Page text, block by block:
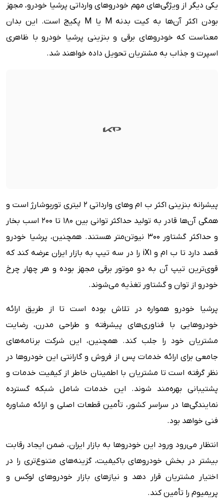
یکی دیگر از ویژگی‌های مهم خودروهای وارداتی پرشیا خودرو، مجهز
بودن اکثر آن‌ها به کیت بدنه M یا M پکیج است. این بدان
معناست که خودروهای برقی و بنزینی پرشیا خودرو با ظاهری
اسپرت و جذاب به مشتریان تحویل داده خواهند شد.
پیشرانه بنزینی اکثر ب ام و‌های وارداتی ۲ لیتری توربوشارژ است و
همگی آن‌ها قادر به تولید حداکثر توانی بین ۱۸۰ تا ۲۰۰ اسب بخار
و حداکثر گشتاور ۳۰۰ نیوتن‌متر هستند. همچنین، پرشیا خودرو
قصد دارد تا ب ام و iX1 را در سه تیپ به بازار ایران عرضه کند که
قوی‌ترین تیپ آن به دو موتور برقی مجهز بوده و هر چهار چرخ
خودرو از توان و گشتاور تغذیه می‌شوند.
پرشیا خودرو همواره در تلاش بوده است تا از طریق ارائه
خودروهایی با فناوری‌های پیشرفته و طراحی مدرن، رضایت
مشتریان خود را جلب کند. همچنین، این شرکت برنامه‌های
جامعی برای ارائه خدمات پس از فروش و گارانتی این خودروها در
نظر گرفته است تا مشتریان با اطمینان خاطر از کیفیت خدمات و
پشتیبانی بهره‌مند شوند. این خدمات شامل شبکه گسترده
نمایندگی‌ها در سراسر کشور، تأمین قطعات اصلی و ارائه مشاوره
فنی خواهد بود.
انتظار می‌رود ورود این خودروها به بازار ایران، ضمن ایجاد رقابت
بیشتر در بخش خودروهای باکیفیت، گزینه‌های متنوع‌تری را در
اختیار مشتریان قرار دهد و نیازهای بازار خودروهای لوکس و
پریمیوم را تأمین کند.